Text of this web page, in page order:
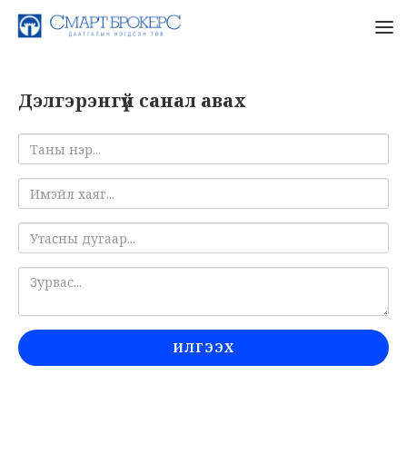
Дэлгэрэнгүй санал авах
ИЛГЭЭХ